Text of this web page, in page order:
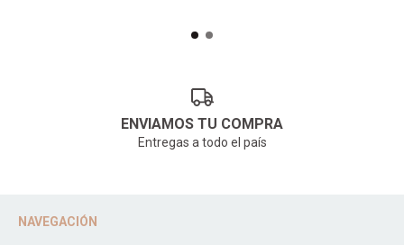
ENVIAMOS TU COMPRA
Entregas a todo el país
NAVEGACIÓN